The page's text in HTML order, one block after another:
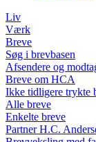
Liv
Værk
Breve
Søg i brevbasen
Afsendere og
Breve om HCA
Ikke tidligere trykte
Alle breve
Enkelte breve
Partner H.C.